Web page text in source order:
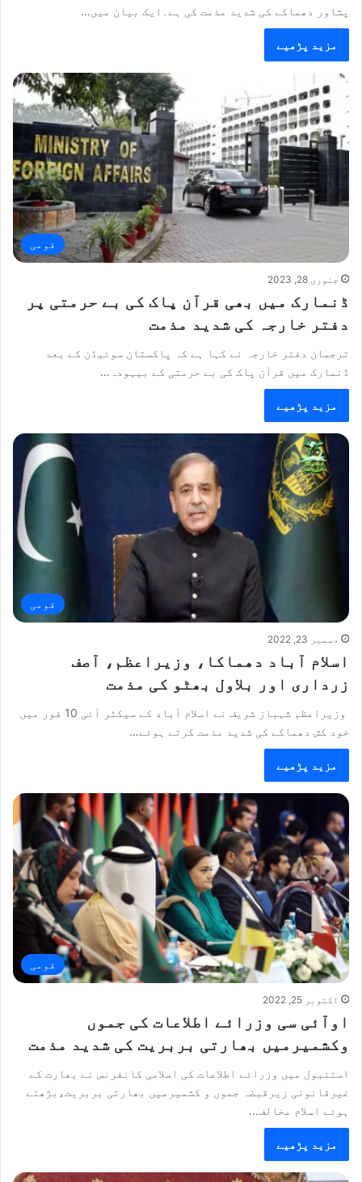
پشاور دھماکے کی شدید مذمت کی ہے۔ایک بیان میں…
مزید پڑھیے
قومی
جنوری 28, 2023
ڈنمارک میں بھی قرآن پاک کی بے حرمتی پر
دفتر خارجہ کی شدید مذمت
ترجمان دفتر خارجہ نے کہا ہے کہ پاکستان سوئیڈن کے بعد
ڈنمارک میں قرآن پاک کی بے حرمتی کے بیہودہ…
مزید پڑھیے
قومی
دسمبر 23, 2022
اسلام آباد دھماکا، وزیراعظم، آصف
زرداری اور بلاول بھٹو کی مذمت
وزیراعظم شہباز شریف نے اسلام آباد کے سیکٹر آئی 10 فور میں
خود کش دھماکے کی شدید مذمت کرتے ہوئے…
مزید پڑھیے
قومی
اکتوبر 25, 2022
اوآئی سی وزرائے اطلاعات کی جموں
وکشمیرمیں بھارتی بربریت کی شدید مذمت
استنبول میں وزرائے اطلاعات کی اسلامی کانفرنس نے بھارت کے
غیرقانونی زیرقبضہ جموں و کشمیرمیں بھارتی بربریت،بڑھتے
ہوئے اسلام مخالف…
مزید پڑھیے